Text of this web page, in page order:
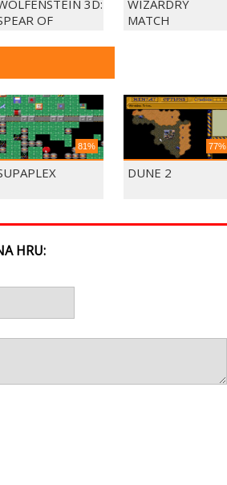
3D:
OF
WIZARDRY
MATCH
81% 77%
DUNE 2
HRU: